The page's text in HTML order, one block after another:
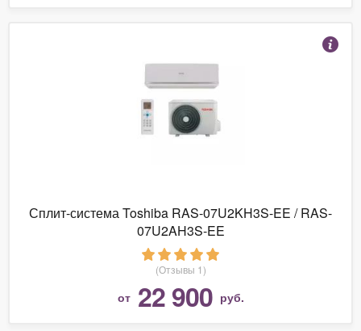
Сплит-система Toshiba RAS-07U2KH3S-EE / RAS-
07U2AH3S-EE
(Отзывы 1)
от 22 900 руб.